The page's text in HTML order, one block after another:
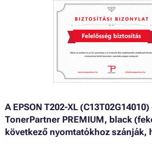
A EPSON T202-XL
TonerPartner PREMIUM, black
következő nyomtatókhoz szánják,